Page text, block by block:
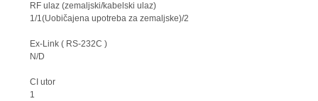
RF ulaz (zemaljski/kabelski ulaz)
1/1(Uobičajena upotreba za zemaljske)/2
Ex-Link ( RS-232C )
N/D
CI utor
1